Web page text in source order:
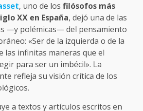
, uno de los filósofos más
XX en España, dejó una de las
—y polémicas— del pensamiento
«Ser de la izquierda o de la
las infinitas maneras que el
para ser un imbécil». La
refleja su visión crítica de los
a textos y artículos escritos en